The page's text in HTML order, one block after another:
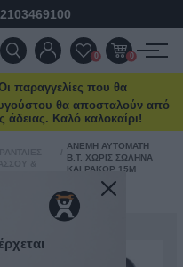
2103469100
0 0
παραγγελίες που θα
θα αποσταλούν από
άδειας. Καλό καλοκαίρι!
ΑΝΈΜΗ ΑΥΤΟΜΑΤΗ
Β.Τ. ΧΩΡΊΣ ΣΩΛΉΝΑ
ΚΑΙ ΡΑΚΌΡ 15Μ
FALCOM